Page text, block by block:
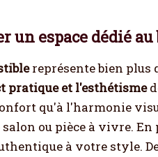
un espace dédié
représente bien plus
pratique et l'esthétisme
qu'à l'harmonie
ou pièce à vivre.
à votre style.